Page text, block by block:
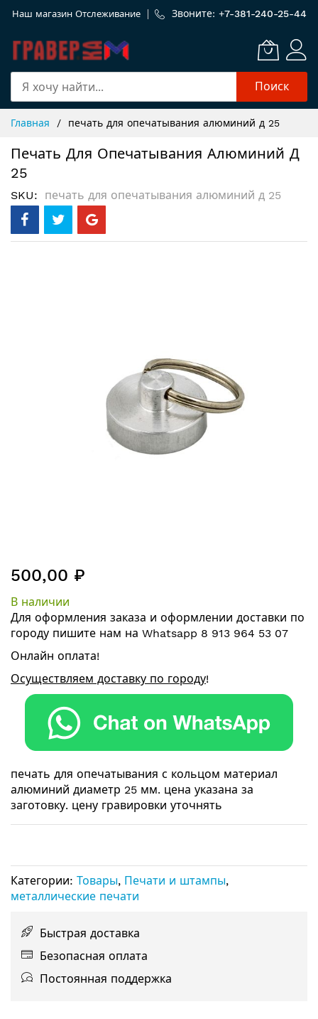
Наш магазин Отслеживание Звоните: +7-381-240-25-44
Поиск
Content
Главная печать для опечатывания алюминий д 25
Печать Для Опечатывания Алюминий Д
25
SKU печать для опечатывания алюминий д 25
к
галереи
изображений
500,00 ₽
В наличии
Для оформления заказа и оформлении доставки по
городу пишите нам на Whatsapp 8 913 964 53 07
Онлайн оплата!
Осуществляем доставку по городу!
печать для опечатывания с кольцом материал
алюминий диаметр 25 мм. цена указана за
заготовку. цену гравировки уточнять
Категории: Товары, Печати и штампы,
металлические печати
Быстрая доставка
Безопасная оплата
Постоянная поддержка